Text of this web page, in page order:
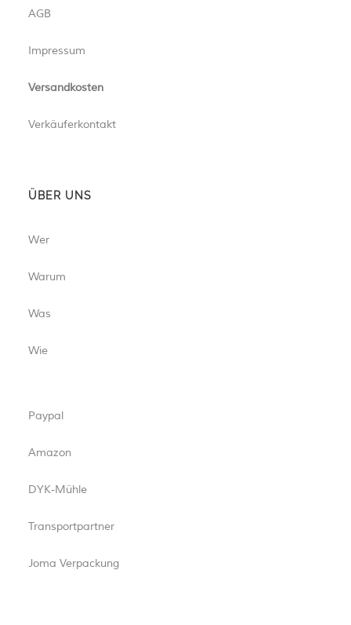
AGB
Impressum
Versandkosten
Verkäuferkontakt
ÜBER UNS
Wer
Warum
Was
Wie
Paypal
Amazon
DYK-Mühle
Transportpartner
Joma Verpackung